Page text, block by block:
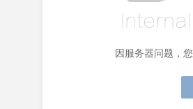
因服务器问题，